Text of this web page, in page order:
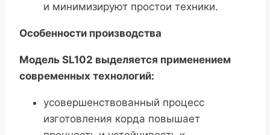
и минимизируют простои техники.
Особенности производства
Модель SL102 выделяется применением
современных технологий:
усовершенствованный процесс
изготовления корда повышает